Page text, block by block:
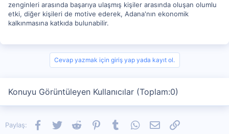
zenginleri arasında başarıya ulaşmış kişiler arasında oluşan olumlu
etki, diğer kişileri de motive ederek, Adana'nın ekonomik
kalkınmasına katkıda bulunabilir.
Cevap yazmak için giriş yap yada kayıt ol.
Konuyu Görüntüleyen Kullanıcılar (Toplam:0)
Paylaş: Facebook
TwitterReddit PinterestTumblrWhatsApp
E-postaLink